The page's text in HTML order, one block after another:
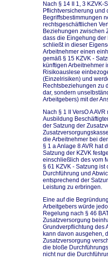
Nach § 14 II 1, 3
Pflichtversicherung und
Begriffsbestimmungen
rechtsgeschäftlichen
Beziehungen zwischen
dass die Eingehung der
schließt in dieser
Arbeitnehmer einen
gemäß § 15 KZVK -
künftigen Arbeitnehmer
Risikoauslese
(Einzelrisiken) und
Rechtsbeziehungen zu
dar, sondern
Arbeitgebers) mit der
Nach § 1 II VersO A
Ausbildung
der Satzung der
die Arbeitnehmer bei
§ 1 a Anlage 8 AVR hat
Satzung der KZVK
einschließlich des vom
§ 61 KZVK - Satzung
Durchführung und
entsprechend der
Leistung zu erbringen.
Eine auf die
Arbeitgebers würde
Regelung nach § 46
Zusatzversorgung
Grundverpflichtung des
kann davon ausgehen,
Zusatzversorgung
die bloße
nicht nur die